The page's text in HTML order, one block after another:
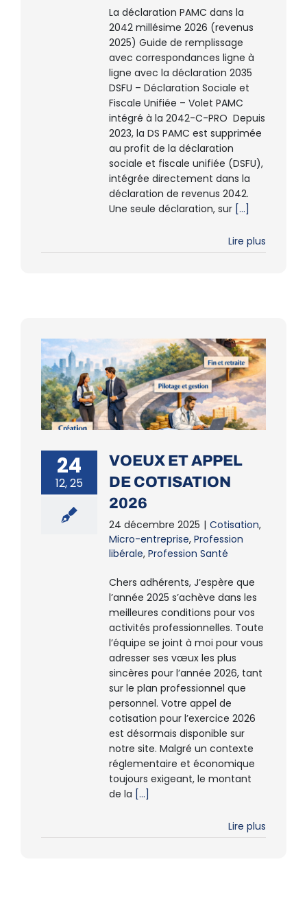
La déclaration PAMC dans la
2042 millésime 2026 (revenus
2025) Guide de remplissage
avec correspondances ligne à
ligne avec la déclaration 2035
DSFU – Déclaration Sociale et
Fiscale Unifiée – Volet PAMC
intégré à la 2042-C-PRO Depuis
2023, la DS PAMC est supprimée
au profit de la déclaration
sociale et fiscale unifiée (DSFU),
intégrée directement dans la
déclaration de revenus 2042.
Une seule déclaration, sur [...]
Lire plus
24
12, 25
VOEUX ET APPEL
DE COTISATION
2026
24 décembre 2025 | Cotisation,
Micro-entreprise, Profession
libérale, Profession Santé
Chers adhérents, J’espère que
l’année 2025 s’achève dans les
meilleures conditions pour vos
activités professionnelles. Toute
l’équipe se joint à moi pour vous
adresser ses vœux les plus
sincères pour l’année 2026, tant
sur le plan professionnel que
personnel. Votre appel de
cotisation pour l’exercice 2026
est désormais disponible sur
notre site. Malgré un contexte
réglementaire et économique
toujours exigeant, le montant
de la [...]
Lire plus